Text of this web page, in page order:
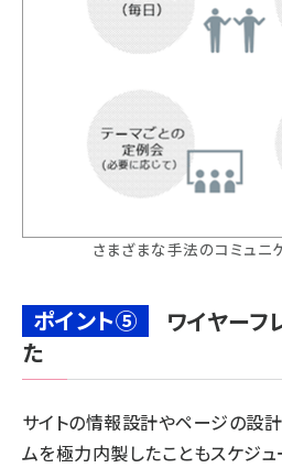
さまざまな手法のコミュニ
ポイント⑤
ワイヤーフ
た
サイトの情報設計やページの設
ムを極力内製したこともスケジ